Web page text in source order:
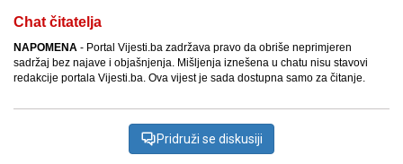
Chat čitatelja
NAPOMENA - Portal Vijesti.ba zadržava pravo da obriše neprimjeren
sadržaj bez najave i objašnjenja. Mišljenja iznešena u chatu nisu stavovi
redakcije portala Vijesti.ba. Ova vijest je sada dostupna samo za čitanje.
Pridruži se diskusiji